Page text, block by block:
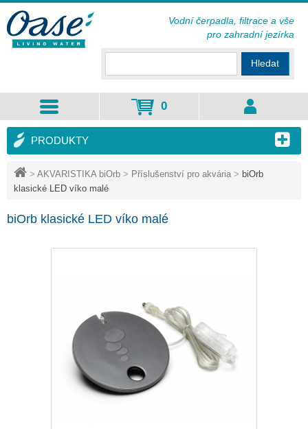
> AKVARISTIKA biOrb > Příslušenství pro akvária > biOrb
klasické LED víko malé
biOrb klasické LED víko malé
PRODUKTY
Hledat
0
Vodní čerpadla, filtrace a vše
pro zahradní jezírka